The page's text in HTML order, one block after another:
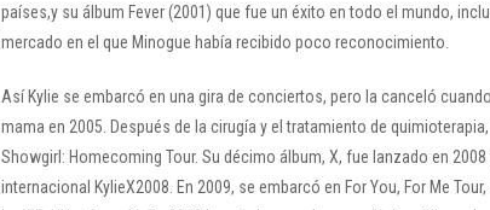
países,y su álbum Fever (2001) que fue un éxito en todo el mundo,
mercado en el que Minogue había recibido poco reconocimiento.
Así Kylie se embarcó en una gira de conciertos, pero la canceló
mama en 2005. Después de la cirugía y el tratamiento de
Showgirl: Homecoming Tour. Su décimo álbum, X, fue lanzado en
internacional KylieX2008. En 2009, se embarcó en For You, For Me